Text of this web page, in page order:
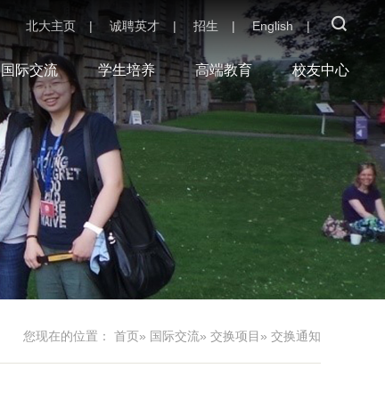
北大主页 | 诚聘英才 | 招生 | English |
国际交流 学生培养 高端教育 校友中心
您现在的位置： 首页» 国际交流» 交换项目 » 交换通知